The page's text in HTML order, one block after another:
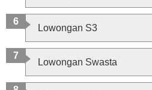
Lowongan S3
Lowongan Swasta